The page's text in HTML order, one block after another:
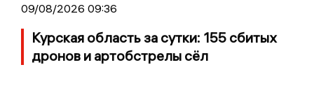
09/08/2026 09:36
Курская область за сутки: 155 сбитых
дронов и артобстрелы сёл